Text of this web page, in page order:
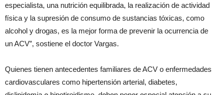
especialista, una nutrición equilibrada, la realización de actividad
física y la supresión de consumo de sustancias tóxicas, como
alcohol y drogas, es la mejor forma de prevenir la ocurrencia de
un ACV”, sostiene el doctor Vargas.
Quienes tienen antecedentes familiares de ACV o enfermedades
cardiovasculares como hipertensión arterial, diabetes,